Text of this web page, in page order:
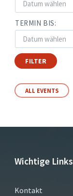
TERMIN BIS:
FILTER
ALL EVENTS
Wichtige Links
Kontakt